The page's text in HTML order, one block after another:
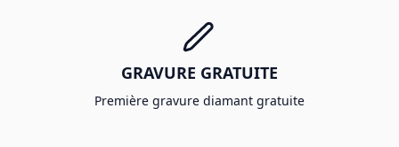
GRAVURE GRATUITE
Première gravure diamant gratuite